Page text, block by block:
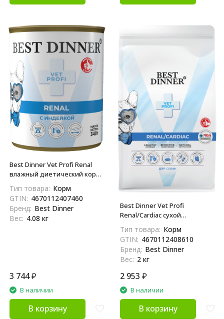
Best Dinner Vet Profi Renal
влажный диетический корм
заболеваниях почек, с
индейкой, в консервах - 340 г
х 12 шт
Тип товара: Корм
GTIN: 4670112407460
Бренд: Best Dinner
Вес: 4.08 кг
3 744₽
В наличии
В корзину
Best Dinner Vet Profi
Renal/Cardiac сухой
взрослых собак всех пород
при острой или хронической
болезни почек и
заболеваниях сердца - 2 кг
Тип товара: Корм
GTIN: 4670112408610
Бренд: Best Dinner
Вес: 2 кг
2 953 ₽
В наличии
В корзину